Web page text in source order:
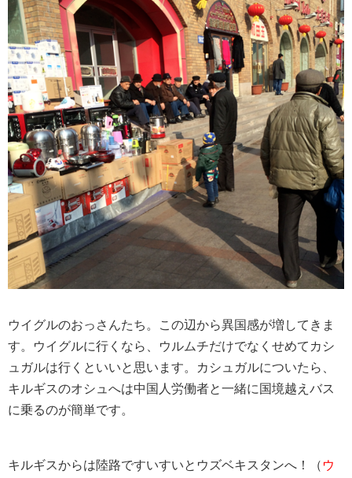
ウイグルのおっさんたち。この辺から異国感が増してきま
す。ウイグルに行くなら、ウルムチだけでなくせめてカシ
ュガルは行くといいと思います。カシュガルについたら、
キルギスのオシュへは中国人労働者と一緒に国境越えバス
に乗るのが簡単です。
キルギスからは陸路ですいすいとウズベキスタンへ！ （ ウ